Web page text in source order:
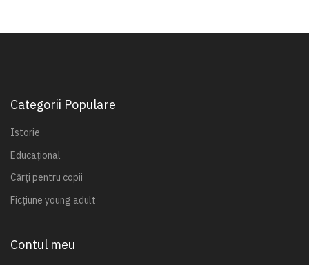
Categorii Populare
Istorie
Educațional
Cărți pentru copii
Ficțiune young adult
Contul meu